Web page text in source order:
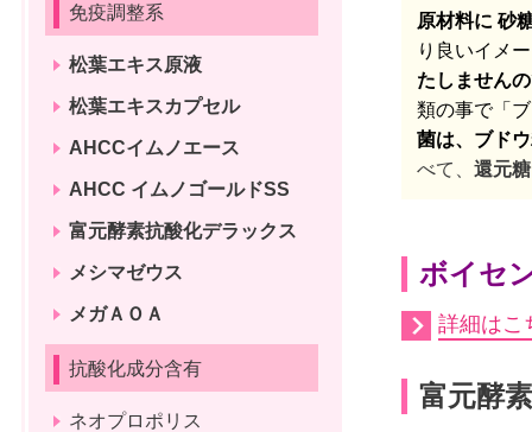
原材料に 砂
り良いイメ
たしません
類の事で「
菌は、ブド
べて、 還元糖
ボイセ
詳細はこ
富元酵素
免疫調整系
松葉エキス原液
松葉エキスカプセル
AHCCイムノエース
AHCC イムノゴールドSS
富元酵素抗酸化デラックス
メシマゼウス
メガＡＯＡ
抗酸化成分含有
ネオプロポリス